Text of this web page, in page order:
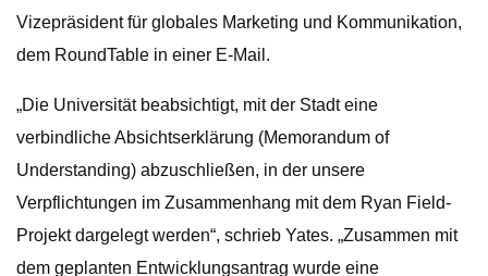
Vizepräsident für globales Marketing und Kommunikation,
dem RoundTable in einer E-Mail.
„Die Universität beabsichtigt, mit der Stadt eine
verbindliche Absichtserklärung (Memorandum of
Understanding) abzuschließen, in der unsere
Verpflichtungen im Zusammenhang mit dem Ryan Field-
Projekt dargelegt werden“, schrieb Yates. „Zusammen mit
dem geplanten Entwicklungsantrag wurde eine